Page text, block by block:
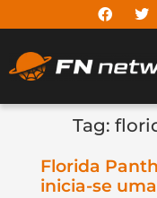
Tag:
Florida
inicia-se